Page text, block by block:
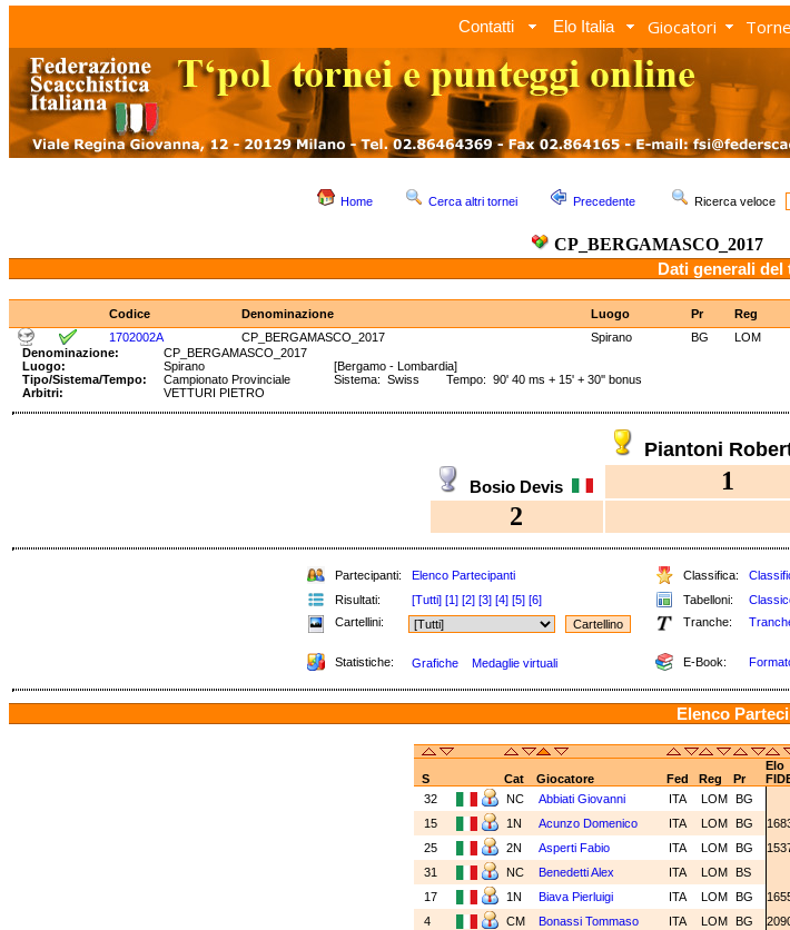
Contatti Elo Italia Giocatori
Home Cerca altri tornei Precedente Ricerca veloce
CP_BERGAMASCO_2017
Dati generali del
Codice Denominazione Luogo Pr Reg
1702002A
CP_BERGAMASCO_2017 Spirano BG LOM
Denominazione:
CP_BERGAMASCO_2017
Luogo:
Spirano
[Bergamo - Lombardia]
Tipo/Sistema/Tempo:
Campionato Provinciale
Sistema: Swiss Tempo: 90' 40 ms + 15' + 30'' bonus
Arbitri:
VETTURI PIETRO
Piantoni
Bosio Devis 1
2
Partecipanti: Elenco Partecipanti Classifica:
Risultati:
[Tutti] [1] [2] [3] [4] [5] [6] Tabelloni:
Cartellini:
Tranche:
Statistiche: Grafiche Medaglie virtuali E-Book:
Elenco
Elo
S
Cat Giocatore Fed Reg Pr
32
NC Abbiati Giovanni ITA LOM BG
15
1N Acunzo Domenico ITA LOM BG
25
2N Asperti Fabio ITA LOM BG
31
NC Benedetti Alex ITA LOM BS
17
1N Biava Pierluigi ITA LOM BG
4
CM Bonassi Tommaso ITA LOM BG